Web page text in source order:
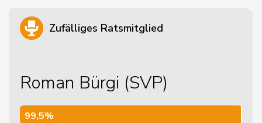
Zufälliges Ratsmitglied
Roman Bürgi (SVP)
99,5%
99,5%